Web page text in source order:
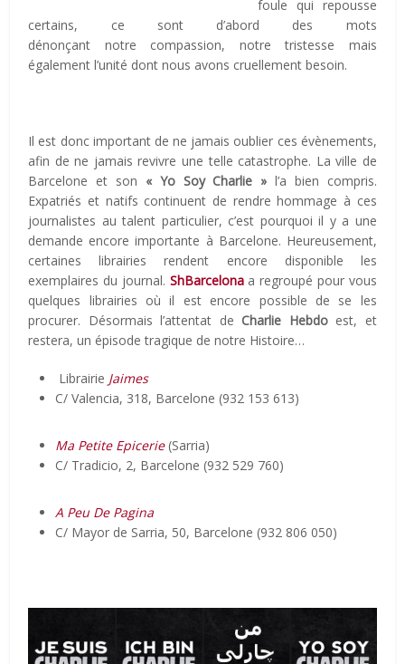
foule qui repousse
certains, ce sont d’abord des mots
dénonçant notre compassion, notre tristesse mais
également l’unité dont nous avons cruellement besoin.
Il est donc important de ne jamais oublier ces évènements,
afin de ne jamais revivre une telle catastrophe. La ville de
Barcelone et son « Yo Soy Charlie » l’a bien compris.
Expatriés et natifs continuent de rendre hommage à ces
journalistes au talent particulier, c’est pourquoi il y a une
demande encore importante à Barcelone. Heureusement,
certaines librairies rendent encore disponible les
exemplaires du journal. ShBarcelonaa regroupé pour vous
quelques librairies où il est encore possible de se les
procurer. Désormais l’attentat deCharlie Hebdoest, et
restera, un épisode tragique de notre Histoire…
Librairie Jaimes
C/ Valencia, 318, Barcelone (932 153 613)
Ma Petite Epicerie(Sarria)
C/ Tradicio, 2, Barcelone (932 529 760)
A Peu De Pagina
C/ Mayor de Sarria, 50, Barcelone (932 806 050)